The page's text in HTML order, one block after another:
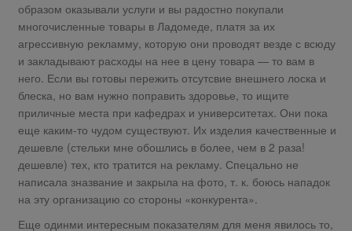
образом оказывали услуги и вы радостно покупали
многочисленные товары в Ладомеде, платя за их
агрессивную рекламму, которую они проводят везде с всюду
и закладывают расходы на нее в цену товара — то вам в
него. Если вы готовы пережить отсутсвие внешнего лоска и
блеска, но вам нужно поправить здоровье, то ищите
приличные места при кафедрах и университетах. Они пока
еще каким-то чудом существуют. Их изделия качественные и
дешевле (стельки мне обошлись в более, чем в 2 раза!
дешевле) тех, кто тратится на рекламу. Спецально не
написала зназвание и закрыла на фото, т. к. боюсь нападок
на эту организацию со стороны «конкурента».
Еще одинми интересным показателям для меня явилось то,